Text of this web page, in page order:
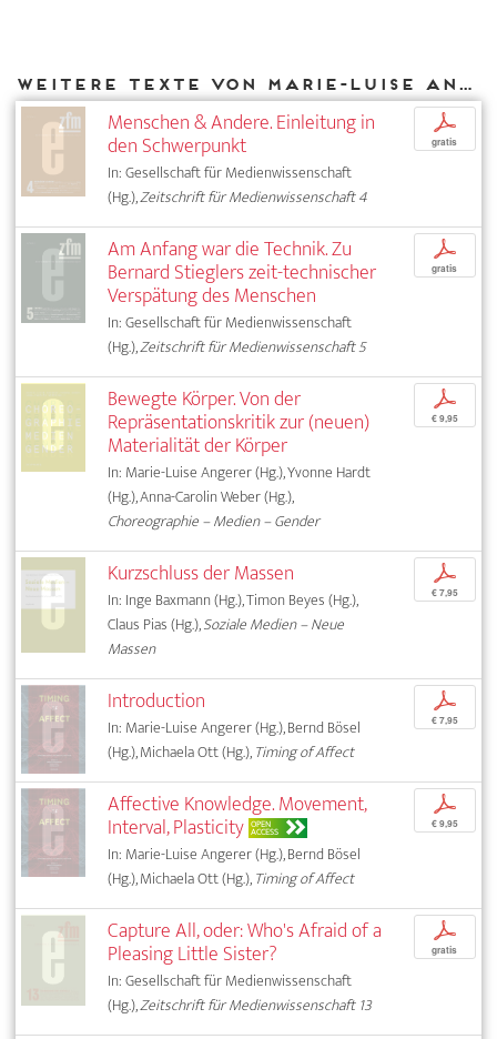
Weitere Texte von Marie-Luise Angerer bei DIAPHANES
Menschen & Andere. Einleitung in
den Schwerpunkt
In: Gesellschaft für Medienwissenschaft
(Hg.),Zeitschrift für Medienwissenschaft 4
p
gratis
Am Anfang war die Technik. Zu
Bernard Stieglers zeit-technischer
Verspätung des Menschen
In: Gesellschaft für Medienwissenschaft
(Hg.),Zeitschrift für Medienwissenschaft 5
p
gratis
Bewegte Körper. Von der
Repräsentationskritik zur (neuen)
Materialität der Körper
In: Marie-Luise Angerer (Hg.), Yvonne Hardt
(Hg.), Anna-Carolin Weber (Hg.),
Choreographie – Medien – Gender
p
€ 9,95
Kurzschluss der Massen
In: Inge Baxmann (Hg.), Timon Beyes (Hg.),
Claus Pias (Hg.),Soziale Medien – Neue
Massen
p
€ 7,95
Introduction
In: Marie-Luise Angerer (Hg.), Bernd Bösel
(Hg.), Michaela Ott (Hg.),Timing of Affect
p
€ 7,95
Affective Knowledge. Movement,
Interval, Plasticity OPEN
ACCESS
In: Marie-Luise Angerer (Hg.), Bernd Bösel
(Hg.), Michaela Ott (Hg.),Timing of Affect
p
€ 9,95
Capture All, oder: Who's Afraid of a
Pleasing Little Sister?
In: Gesellschaft für Medienwissenschaft
(Hg.),Zeitschrift für Medienwissenschaft 13
p
gratis